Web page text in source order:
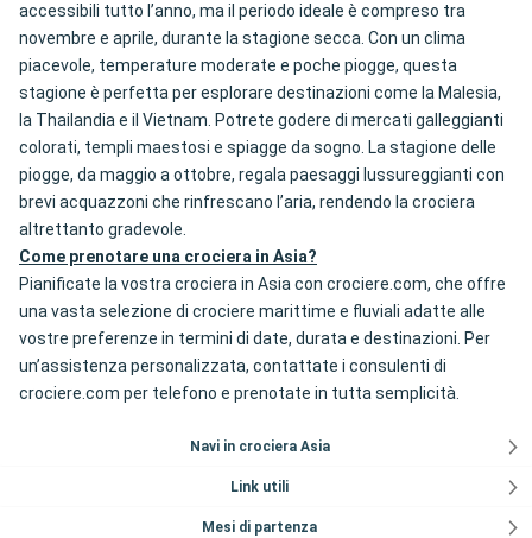
accessibili tutto l’anno, ma il periodo ideale è compreso tra
novembre e aprile, durante la stagione secca. Con un clima
piacevole, temperature moderate e poche piogge, questa
stagione è perfetta per esplorare destinazioni come la Malesia,
la Thailandia e il Vietnam. Potrete godere di mercati galleggianti
colorati, templi maestosi e spiagge da sogno. La stagione delle
piogge, da maggio a ottobre, regala paesaggi lussureggianti con
brevi acquazzoni che rinfrescano l’aria, rendendo la crociera
altrettanto gradevole.
Come prenotare una crociera in Asia?
Pianificate la vostra crociera in Asia con crociere.com, che offre
una vasta selezione di crociere marittime e fluviali adatte alle
vostre preferenze in termini di date, durata e destinazioni. Per
un’assistenza personalizzata, contattate i consulenti di
crociere.com per telefono e prenotate in tutta semplicità.
Navi in crociera Asia
Link utili
Mesi di partenza